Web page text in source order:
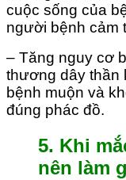
cuộc sống của
người bệnh cảm
– Tăng nguy cơ
thương dây thần
bệnh muộn và
đúng phác đồ.
5. Khi
nên làm